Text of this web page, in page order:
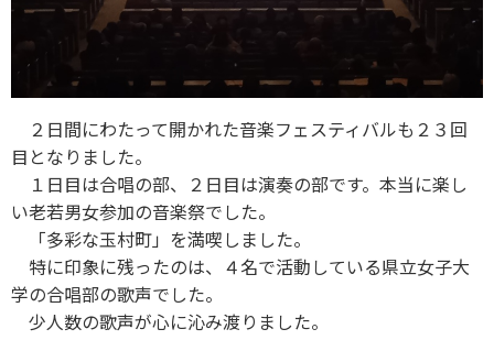
２日間にわたって開かれた音楽フェスティバルも２３回
目となりました。
１日目は合唱の部、２日目は演奏の部です。本当に楽し
い老若男女参加の音楽祭でした。
「多彩な玉村町」を満喫しました。
特に印象に残ったのは、４名で活動している県立女子大
学の合唱部の歌声でした。
少人数の歌声が心に沁み渡りました。